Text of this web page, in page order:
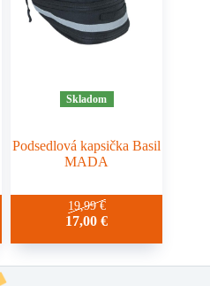
Skladom
Podsedlová kapsička Basil
MADA
19,99€
17,00€